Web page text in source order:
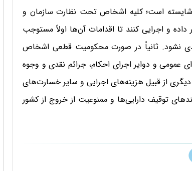
شایسته است؛ کلیه اشخاص تحت نظارت سازمان و
و اجرایی کنند تا اقدامات آن‌ها اولاً مستوجب
نشود. ثانیاً در صورت محکومیت قطعی اشخاص
عمومی و دوایر اجرای احکام، جرائم نقدی و وجوه
دیگری از قبیل هزینه‌های اجرایی و سایر خسارت‌های
توقیف دارایی‌ها و ممنوعیت از خروج از کشور